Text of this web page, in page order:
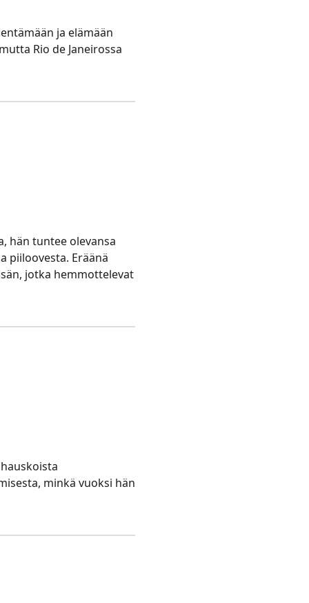
ja elämään
Rio de Janeirossa
hän tuntee olevansa
piiloovesta. Eräänä
jotka hemmottelevat
minkä vuoksi hän